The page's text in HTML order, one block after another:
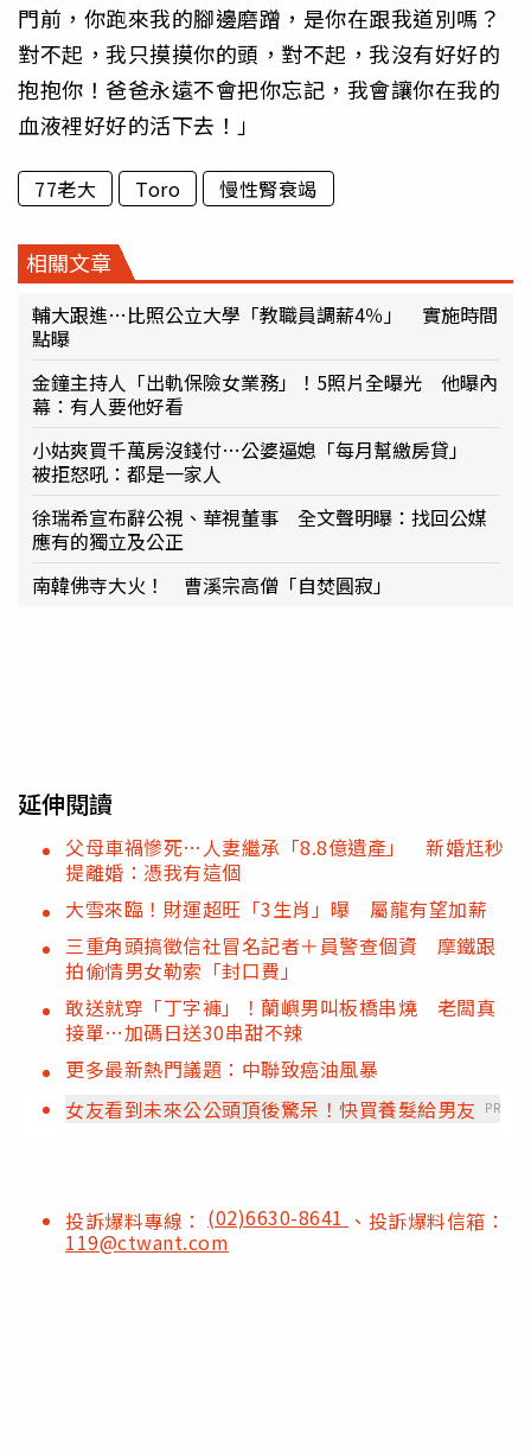
門前，你跑來我的腳邊磨蹭，是你在跟我道別嗎？
對不起，我只摸摸你的頭，對不起，我沒有好好的
抱抱你！爸爸永遠不會把你忘記，我會讓你在我的
血液裡好好的活下去！」
77老大 Toro 慢性腎衰竭
相關文章
輔大跟進…比照公立大學「教職員調薪4％」 實施時間
點曝
金鐘主持人「出軌保險女業務」！5照片全曝光 他曝內
幕：有人要他好看
小姑爽買千萬房沒錢付…公婆逼媳「每月幫繳房貸」
被拒怒吼：都是一家人
徐瑞希宣布辭公視、華視董事 全文聲明曝：找回公媒
應有的獨立及公正
南韓佛寺大火！ 曹溪宗高僧「自焚圓寂」
延伸閱讀
父母車禍慘死…人妻繼承「8.8億遺產」 新婚尪秒
提離婚：憑我有這個
大雪來臨！財運超旺「3生肖」曝 屬龍有望加薪
三重角頭搞徵信社冒名記者＋員警查個資 摩鐵跟
拍偷情男女勒索「封口費」
敢送就穿「丁字褲」！蘭嶼男叫板橋串燒 老闆真
接單…加碼日送30串甜不辣
更多最新熱門議題：中聯致癌油風暴
女友看到未來公公頭頂後驚呆！快買養髮給男友
PR
投訴爆料專線： (02)6630-8641 、投訴爆料信箱：
119@ctwant.com